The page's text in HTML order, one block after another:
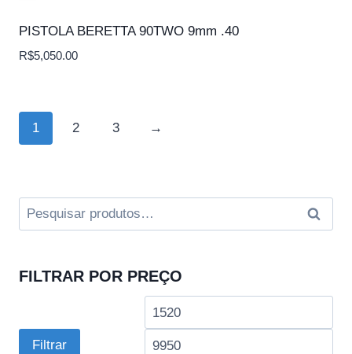
PISTOLA BERETTA 90TWO 9mm .40
R$5,050.00
1 2 3 →
Pesquisar
por:
FILTRAR POR PREÇO
Preço
Filtrar